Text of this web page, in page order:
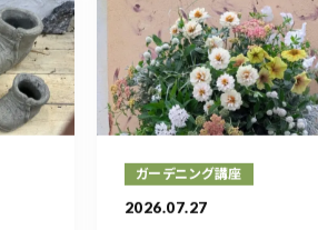
ガーデニング講座
2026.07.27